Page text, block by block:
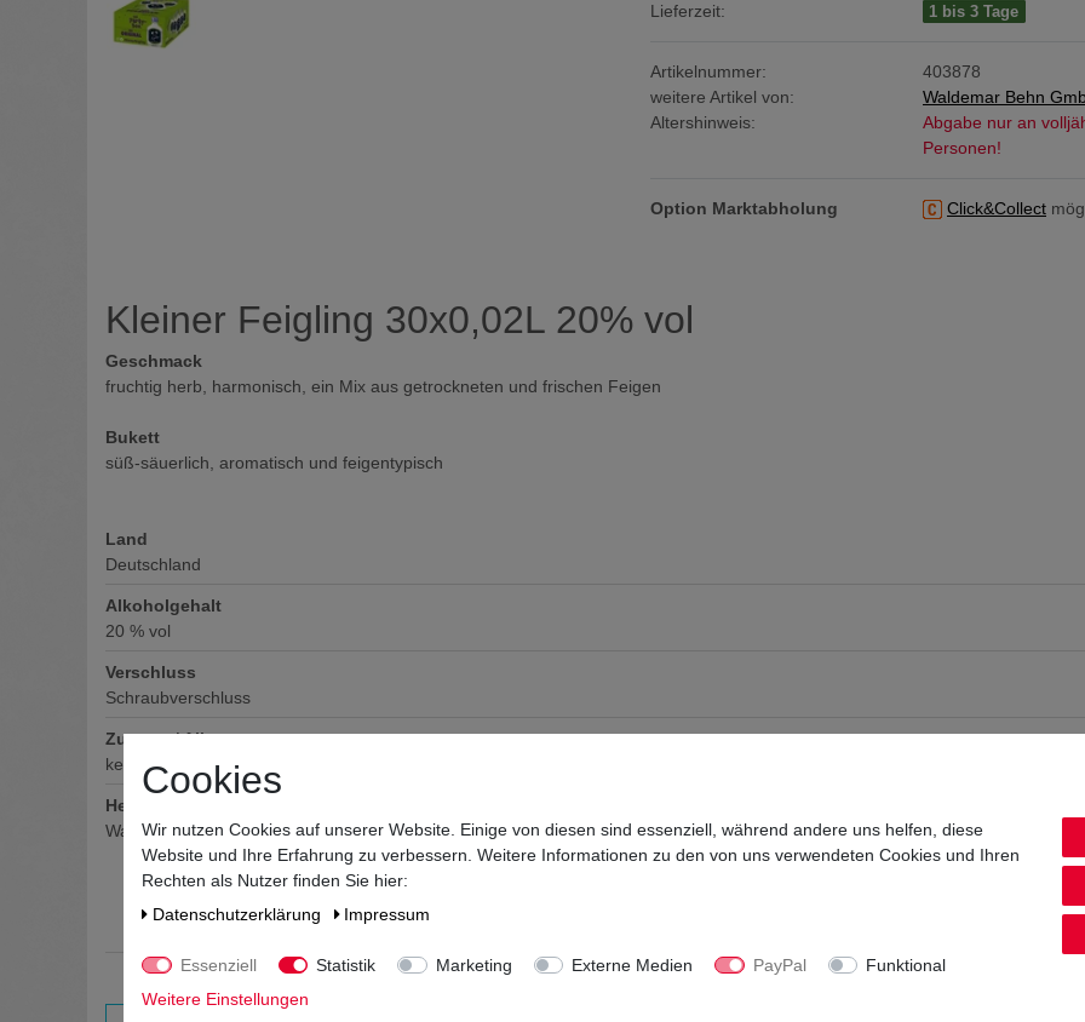
Lieferzeit: 1 bis 3 Tage
Artikelnummer:
403878
weitere Artikel von:
Waldemar Behn
Altershinweis:
Abgabe nur an
Personen!
Option Marktabholung Click&Collect
Kleiner Feigling 30x0,02L 20% vol
Geschmack
fruchtig herb, harmonisch, ein Mix aus getrockneten und frischen Feigen
Bukett
süß-säuerlich, aromatisch und feigentypisch
Land
Deutschland
Alkoholgehalt
20 % vol
Verschluss
Schraubverschluss
Zutaten / Allergene
keine deklarationspflichtigen Allergene und Zusatzstoffe enthalten
Hersteller / Importeur
Waldemar Behn GmbH, Kadekerweg 2, 24340 Eckernförde
Cookies
Wir nutzen Cookies auf unserer Website. Einige von diesen sind essenziell, während andere uns helfen, diese
Website und Ihre Erfahrung zu verbessern. Weitere Informationen zu den von uns verwendeten Cookies und Ihren
Rechten als Nutzer finden Sie hier:
Daten­schutz­erklärung
Impressum
Essenziell Statistik Marketing Externe Medien PayPal
Funktional
Weitere Einstellungen